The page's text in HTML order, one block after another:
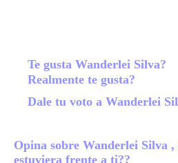
Te gusta Wanderlei Silva?
Realmente te gusta?
Dale tu voto a Wanderlei
Opina sobre Wanderlei Silva
estuviera frente a ti??